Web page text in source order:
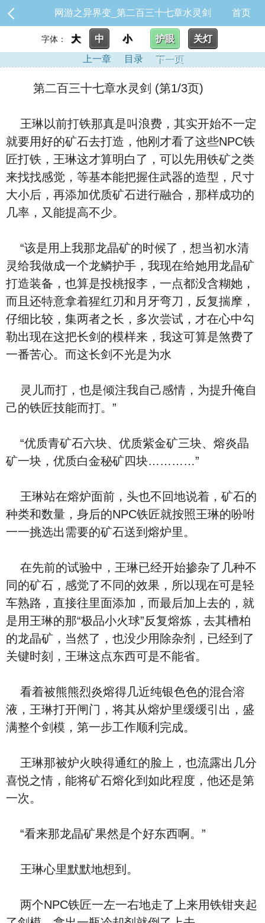
网游之异界变_第二百三十七章水灵剑 首页
字体： 大 中 小 护眼
关灯
上一章
目录 下一页
第二百三十七章水灵剑 (第1/3页)
王琳以前打铁那真是叫浪费，其实开始不一定
就要用好的矿石去打造，他刚才看了这些NPC铁
匠打铁，王琳这才算明白了，可以先用铁矿之类
来找找感觉，等基本能把握住武器的造型，尺寸
大小后，再添加优质矿石进行融合，那样成功的
几率，又能提高不少。
“该是用上我那龙晶矿的时候了，想当初水清
灵给我做成一个龙鳞护手，我现在给她用龙晶矿
打造装备，也算是投桃报李，一点都没含糊她，
而且还特意拿着猩红刃和月牙弯刀，反复揣摩，
仔细比较，集两者之长，多次尝试，才在心中勾
勒出现在这把长剑的模样来，我这可算是煞费了
一番苦心。而这长剑不光是为水
灵儿而打，也是倾注我自己感情，为提升俺自
己的铁匠技能而打。”
“优质青矿石六块、优质紫金矿三块、熔炎晶
矿一块，优质白金秘矿四块…………”
王琳站在熔炉面前，头也不回地说着，矿石的
种类和数量，身后的NPC铁匠就按照王琳的吩咐
一一挑选出需要的矿石送到熔炉里。
在先前的试验中，王琳已经开始掺杂了几种不
同的矿石，感觉了不同的效果，所以现在可是轻
车熟路，直接往里面添加，而最后加上去的，就
是用王琳的那“极品小火球”反复熔炼，去其槽柏
的龙晶矿，当然了，也没少用除杂剂，已经到了
关键时刻，王琳这点东西可是不能省。
看着被熊熊烈炎熔得几近纯银色色的混合溶
液，王琳打开闸门，将其从熔炉里缓缓引出，盛
满整个剑模，第一步工作顺利完成。
王琳那被炉火映得通红的脸上，也流露出几分
喜悦之情，能将矿石熔化到如此程度，他还是第
一次。
“看来那龙晶矿果然是个好东西啊。”
王琳心里默默地想到。
两个NPC铁匠一左一右地走了上来用铁钳夹起